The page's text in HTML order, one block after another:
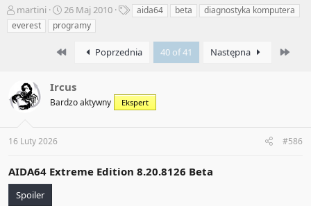
A
u
t
m
a
martini
R
o
z
p
o
z
ę
t
26 Maj 2010
Taida64 beta
diagnostyka komputera
everest
programy
First Poprzednia 40 of 41 Następna
Ircus
Bardzo aktywny Ekspert
16 Luty 2026 #586
AIDA64 Extreme Edition 8.20.8126 Beta
Spoiler